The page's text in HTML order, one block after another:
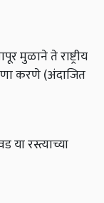
मुळाने ते राष्ट्रीय
करणे (अंदाजित
रस्त्याच्या